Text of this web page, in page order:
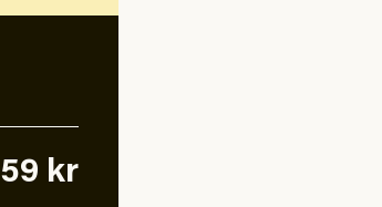
59 kr